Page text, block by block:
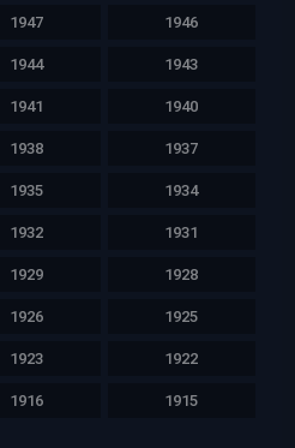
1947 1946
1944 1943
1941 1940
1938 1937
1935 1934
1932 1931
1929 1928
1926 1925
1923 1922
1916 1915